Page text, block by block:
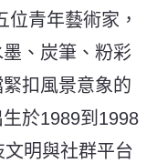
位青年藝術家，
、炭筆、粉彩
扣風景意象的
生於1989到1998
明與社群平台